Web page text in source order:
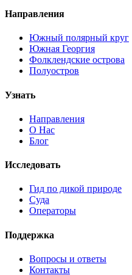
Направления
Южный полярный круг
Южная Георгия
Фолклендские острова
Полуостров
Узнать
Направления
О Нас
Блог
Исследовать
Гид по дикой природе
Суда
Операторы
Поддержка
Вопросы и ответы
Контакты